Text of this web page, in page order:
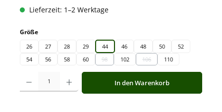
Lieferzeit: 1–2 Werktage
Größeauswählen
26 27 28 29 44 46 48 50
52
54
56 58 60 98
(Diese Option ist zurzeit nicht verfügbar.)
102 106
(Diese Option ist zurzeit nicht
110
Produkt Anzahl: Gib den gewünschten Wert ein oder benutze die
In den Warenkorb